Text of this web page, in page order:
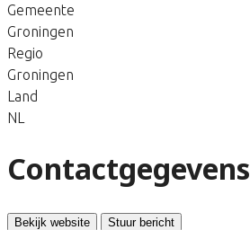
Gemeente
Groningen
Regio
Groningen
Land
NL
Contactgegevens
Bekijk website Stuur bericht